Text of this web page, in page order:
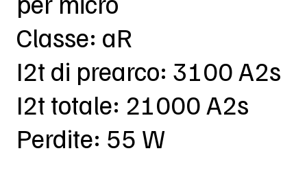
Classe: aR
I2t di prearco: 3100 A2s
I2t totale: 21000 A2s
Perdite: 55 W